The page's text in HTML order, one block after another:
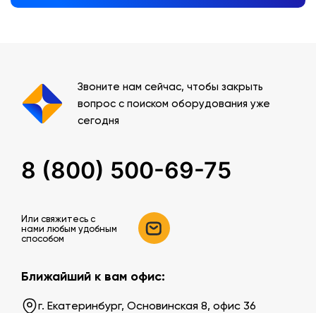
Звоните нам сейчас, чтобы закрыть
вопрос с поиском оборудования уже
сегодня
8 (800) 500-69-75
Или свяжитесь c
нами любым удобным
способом
Ближайший к вам офис:
г. Екатеринбург, Основинская 8, офис 36